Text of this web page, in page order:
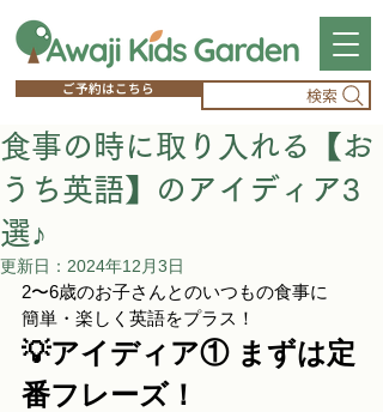
ご予約はこちら 検索
食事の時に取り入れる【お
うち英語】のアイディア3
選♪
更新日： 2024年12月3日
2〜6歳のお子さんとのいつもの食事に
簡単・楽しく英語をプラス！
💡アイディア① まずは定
番フレーズ！